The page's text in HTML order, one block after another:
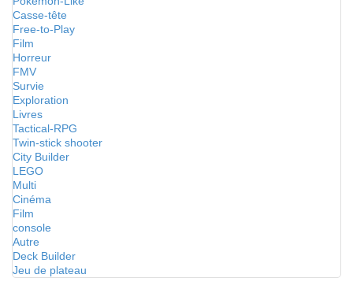
Casse-tête
Free-to-Play
Film
Horreur
FMV
Survie
Exploration
Livres
Tactical-RPG
Twin-stick shooter
City Builder
LEGO
Multi
Cinéma
Film
console
Autre
Deck Builder
Jeu de plateau